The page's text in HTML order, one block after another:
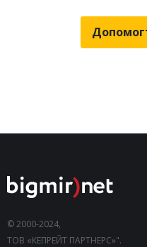
© 2000-2024,
ТОВ «КЕПРЕЙТ ПАРТНЕРС»".